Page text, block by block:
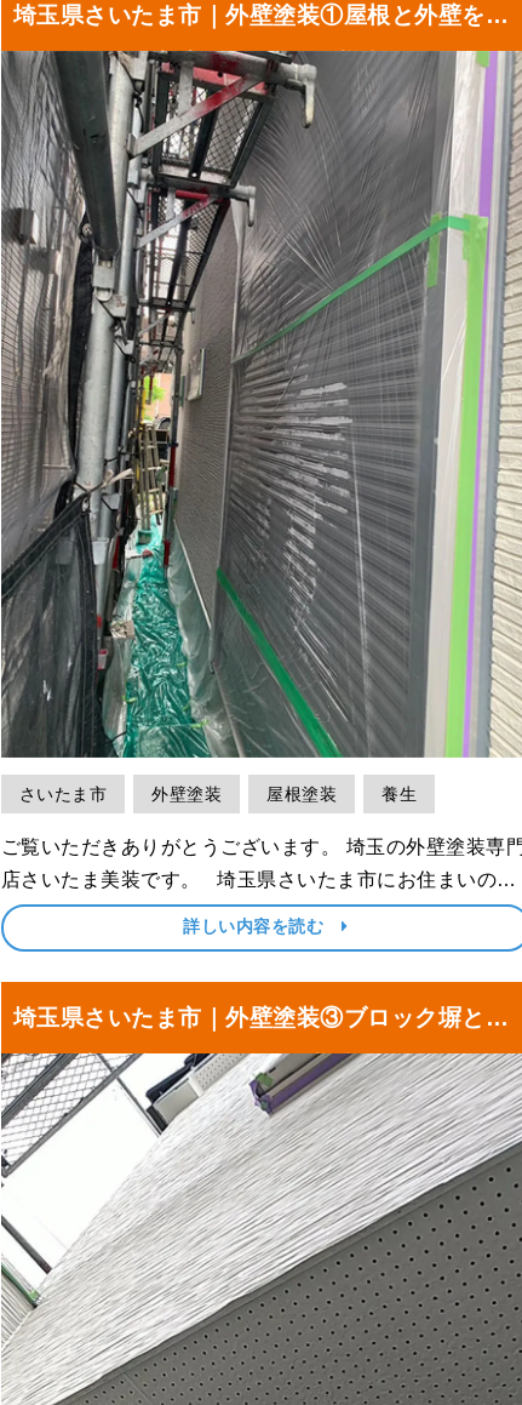
埼玉県さいたま市｜外壁塗装①屋根と外壁を洗
浄し、周囲を養生しました！N様邸
さいたま市 外壁塗装 屋根塗装 養生
ご覧いただきありがとうございます。 埼玉の外壁塗装専門
店さいたま美装です。 埼玉県さいたま市にお住まいのN
様より、屋根塗装・外壁塗装、鉄部塗装とベランダの防水
工事をご依頼いただきました。 今回は、屋根・外壁の洗
浄･･･
詳しい内容を読む
埼玉県さいたま市｜外壁塗装③ブロック塀と軒
天に塗料を塗布しました！S様邸